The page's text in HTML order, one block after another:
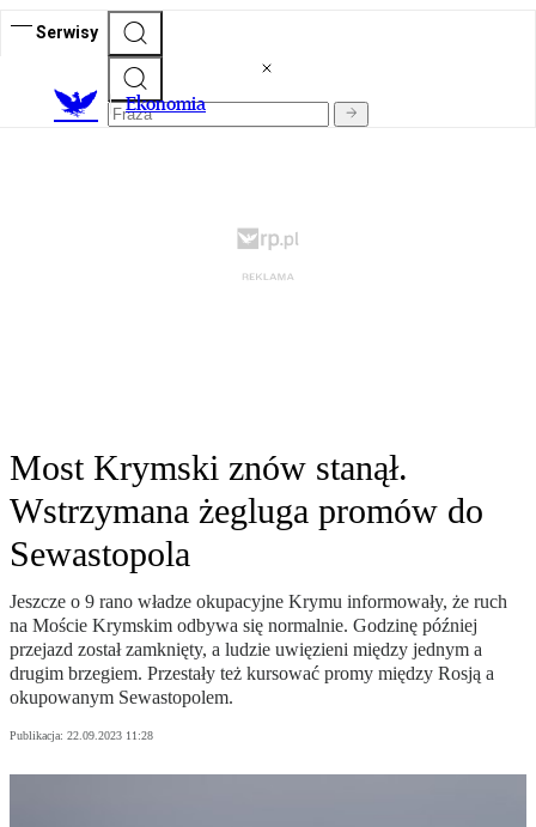
Serwisy
Ekonomia
Most Krymski znów stanął.
Wstrzymana żegluga promów do
Sewastopola
Jeszcze o 9 rano władze okupacyjne Krymu informowały, że ruch
na Moście Krymskim odbywa się normalnie. Godzinę później
przejazd został zamknięty, a ludzie uwięzieni między jednym a
drugim brzegiem. Przestały też kursować promy między Rosją a
okupowanym Sewastopolem.
Publikacja: 22.09.2023 11:28